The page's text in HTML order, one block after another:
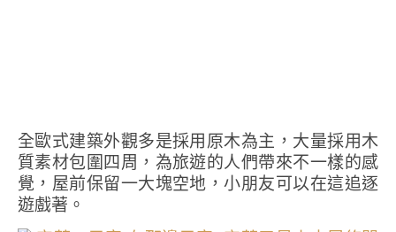
全歐式建築外觀多是採用原木為主，大量採用木
質素材包圍四周，為旅遊的人們帶來不一樣的感
覺，屋前保留一大塊空地，小朋友可以在這追逐
遊戲著。